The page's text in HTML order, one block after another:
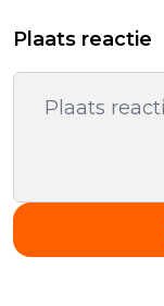
Plaats reactie